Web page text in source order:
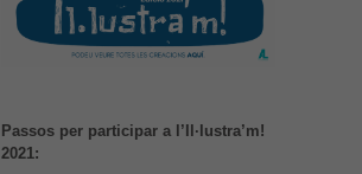
Passos per participar a l’Il·lustra’m!
2021: